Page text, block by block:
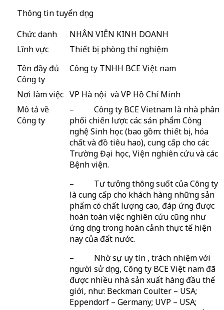
Thông tin tuyển dụng
Chức danh
NHÂN VIÊN KINH DOANH
Lĩnh vực
Thiết bị phòng thí nghiệm
Tên đầy đủ
Công ty
Công ty TNHH BCE Việt nam
Nơi làm việc VP Hà nội và VP Hồ Chí Minh
Mô tả về
Công ty
– Công ty BCE Vietnam là nhà phân
phối chiến lược các sản phẩm Công
nghệ Sinh học (bao gồm: thiết bị, hóa
chất và đồ tiêu hao), cung cấp cho các
Trường Đại học, Viện nghiên cứu và các
Bệnh viện.
– Tư tưởng thông suốt của Công ty
là cung cấp cho khách hàng những sản
phẩm có chất lượng cao, đáp ứng được
hoàn toàn việc nghiên cứu cũng như
ứng dụng trong hoàn cảnh thực tế hiện
nay của đất nước.
– Nhờ sự uy tín , trách nhiệm với
người sử dụng, Công ty BCE Việt nam đã
được nhiều nhà sản xuất hàng đầu thế
giới, như: Beckman Coulter – USA;
Eppendorf – Germany; UVP – USA;